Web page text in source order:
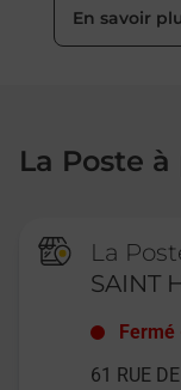
En savoir
La Poste
La
SAINT
Fermé
61 RUE